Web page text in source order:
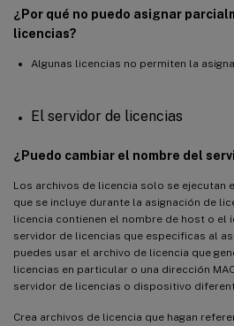
¿Por qué no puedo asignar
licencias?
Algunas licencias no permiten la
El servidor de licencias
¿Puedo cambiar el nombre del
Los archivos de licencia solo se ejecutan
que se incluye durante la asignación de
licencia contienen el nombre de host o el
servidor de licencias que especificas al
puedes usar el archivo de licencia que
licencias en particular o una dirección
servidor de licencias o dispositivo
Crea archivos de licencia que hagan